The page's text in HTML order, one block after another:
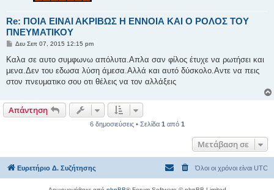
Re: ΠΟΙΑ ΕΙΝΑΙ ΑΚΡΙΒΩΣ Η ΕΝΝΟΙΑ ΚΑΙ Ο ΡΟΛΟΣ ΤΟΥ
ΠΝΕΥΜΑΤΙΚΟΥ
Δ
μ
σ
ί
σ
η
Δευ Σεπ 07, 2015 12:15 pm
Καλα σε αυτο συμφωνω απόλυτα.Απλα σαν φίλος έτυχε να ρωτήσει και
μενα.Δεν του εδωσα λύση άμεσα.Αλλά και αυτό δύσκολο.Αντε να πεις
στον πνευματικο σου οτι θέλεις να τον αλλάξεις
Απάντηση
6 δημοσιεύσεις • Σελίδα 1 από 1
Μετάβαση σε
Ευρετήριο Δ. Συζήτησης Όλοι οι χρόνοι είναι UTC